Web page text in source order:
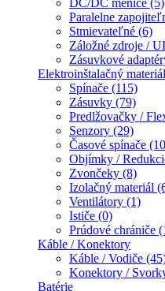
DC/DC meniče (5)
Paralelne
Stmievateľné (6)
Záložné zdroje /
Zásuvkové
Elektroinštalačný materiál
Spínače (115)
Zásuvky (79)
Predlžovačky /
Senzory (29)
Časové spínače
Objímky /
Zvončeky (8)
Izolačný materiál
Ventilátory (1)
Ističe (0)
Prúdové chrániče
Káble / Konektory
Káble / Vodiče
Konektory /
Batérie